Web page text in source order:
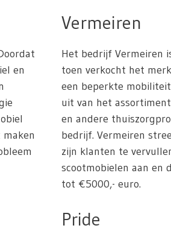
en
Vermeiren
Het bedrijf Vermeiren
toen verkocht het
een beperkte
uit van het
en andere
bedrijf. Vermeiren
zijn klanten te
scootmobielen aan en
tot €5000,- euro.
Pride